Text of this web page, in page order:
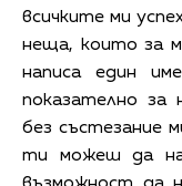
всичките ми
неща, които за
написа един
показателно за
без състезание
ти можеш да